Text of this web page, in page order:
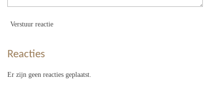
Verstuur reactie
Reacties
Er zijn geen reacties geplaatst.